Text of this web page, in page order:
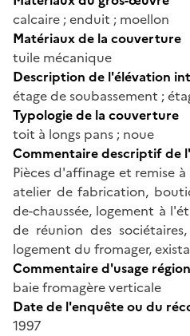
calcaire ; enduit ; moellon
Matériaux de la couverture
tuile mécanique
Description de l'élévation
étage de soubassement ;
Typologie de la couverture
toit à longs pans ; noue
Commentaire descriptif de
Pièces d'affinage et remise
atelier de fabrication,
de-chaussée, logement à
de réunion des
logement du fromager,
Commentaire d'usage
baie fromagère verticale
Date de l'enquête ou du
1997